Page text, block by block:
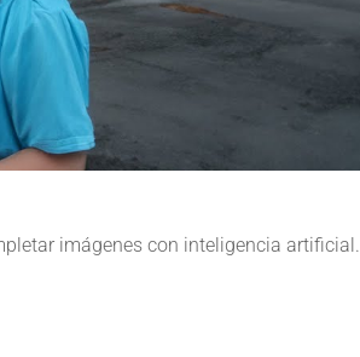
imágenes con inteligencia artificial.